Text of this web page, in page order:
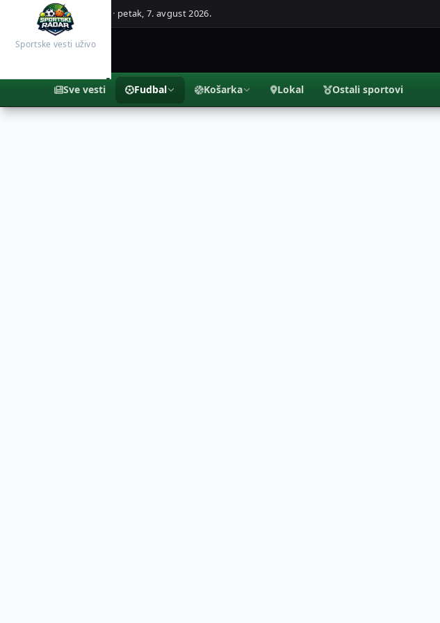
Sportske vesti uživo
Beograd, Srbija · petak, 7. avgust 2026.
Sve vesti Fudbal Košarka Lokal Ostali sportovi